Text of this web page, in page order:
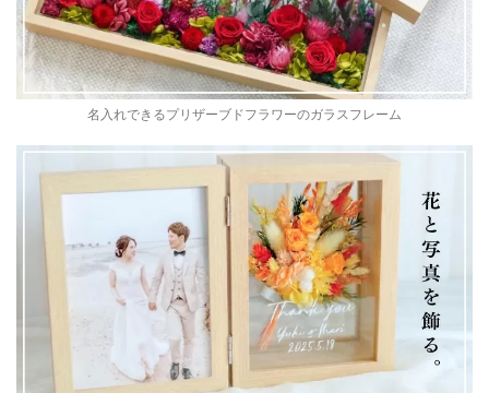
名入れできるプリザーブドフラワーのガラスフレーム